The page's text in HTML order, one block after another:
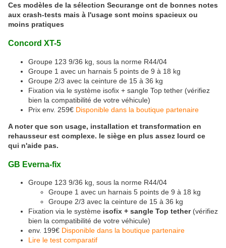
Ces modèles de la sélection Securange ont de bonnes notes
aux crash-tests mais à l'usage sont moins spacieux ou
moins pratiques
Concord XT-5
Groupe 123 9/36 kg, sous la norme R44/04
Groupe 1 avec un harnais 5 points de 9 à 18 kg
Groupe 2/3 avec la ceinture de 15 à 36 kg
Fixation via le système isofix + sangle Top tether (vérifiez
bien la compatibilité de votre véhicule)
Prix env. 259€ Disponible dans la boutique partenaire
A noter que son usage, installation et transformation en
rehausseur est complexe. le siège en plus assez lourd ce
qui n'aide pas.
GB Everna-fix
Groupe 123 9/36 kg, sous la norme R44/04
Groupe 1 avec un harnais 5 points de 9 à 18 kg
Groupe 2/3 avec la ceinture de 15 à 36 kg
Fixation via le système isofix + sangle Top tether(vérifiez
bien la compatibilité de votre véhicule)
env. 199€ Disponible dans la boutique partenaire
Lire le test comparatif